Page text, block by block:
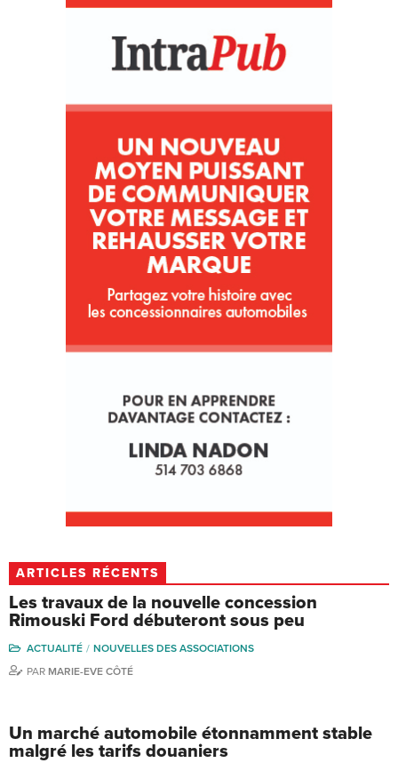
ARTICLES RÉCENTS
Les travaux de la nouvelle concession
Rimouski Ford débuteront sous peu
ACTUALITÉ
NOUVELLES DES ASSOCIATIONS
PAR MARIE-EVE CÔTÉ
Un marché automobile étonnamment stable
malgré les tarifs douaniers